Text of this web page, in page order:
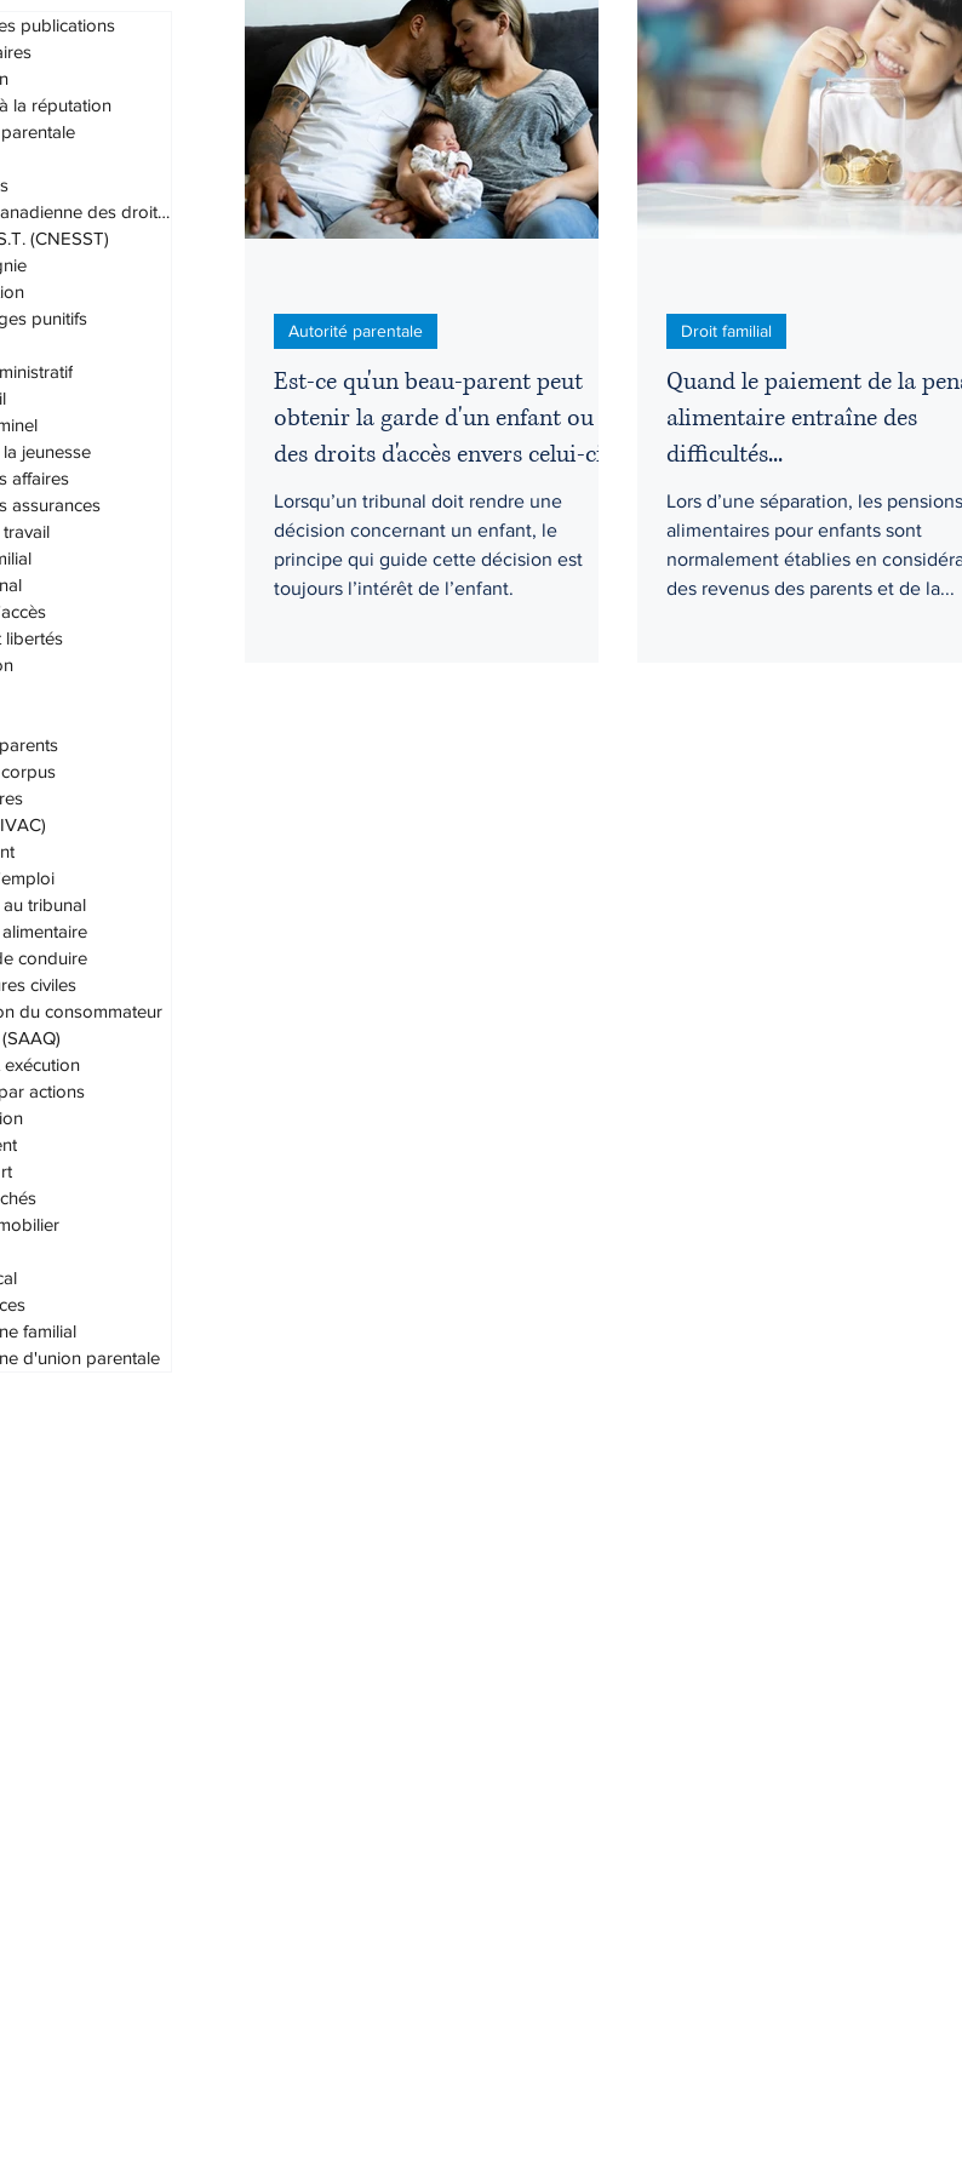
publications
la réputation
Charte canadienne des droits et lib
(CNESST)
punitifs
jeunesse
affaires
assurances
libertés
tribunal
conduire
civiles
du consommateur
exécution
actions
familial
d'union parentale
Droit administratif Droit civil Droit criminel Droit de la jeunesse
Droit du travail Droit familial Droit pénal Droits d'accès Droits et
Est-ce qu'un beau-parent peut
obtenir la garde d'un enfant ou
des droits d'accès envers celui-ci ?
Lorsqu’un tribunal doit rendre une
décision concernant un enfant, le
principe qui guide cette décision est
toujours l’intérêt de l’enfant.
Autorité parentale
Quand le paiement de la
alimentaire entraîne des
difficultés...
Lors d’une séparation, les pensions
alimentaires pour enfants sont
normalement établies en
des revenus des parents et de la...
Droit familial